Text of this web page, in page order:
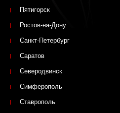
Пятигорск
Ростов-на-Дону
Санкт-Петербург
Саратов
Северодвинск
Симферополь
Ставрополь